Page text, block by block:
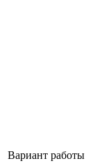
Вариант работы